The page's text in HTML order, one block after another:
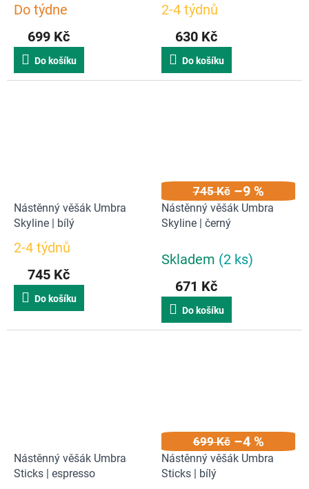
Průměrné
produktu
je
5,0
z
Do týdne
699 Kč
Do košíku
Průměrné
produktu
je
4,6
z
2-4 týdnů
630 Kč
Do košíku
Nástěnný věšák Umbra
Skyline | bílý
Průměrné
produktu
5,0
5
2-4 týdnů
745 Kč
Do košíku
745 Kč –9 %
Nástěnný věšák Umbra
Skyline | černý
Skladem (2 ks)
671 Kč
Do košíku
Nástěnný věšák Umbra
Sticks | espresso
699 Kč –4 %
Nástěnný věšák Umbra
Sticks | bílý